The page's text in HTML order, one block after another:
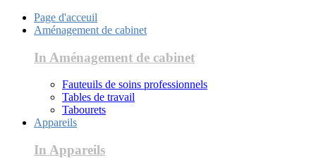
Page d'acceuil
Aménagement de cabinet
In Aménagement de cabinet
Fauteuils de soins professionnels
Tables de travail
Tabourets
Appareils
In Appareils